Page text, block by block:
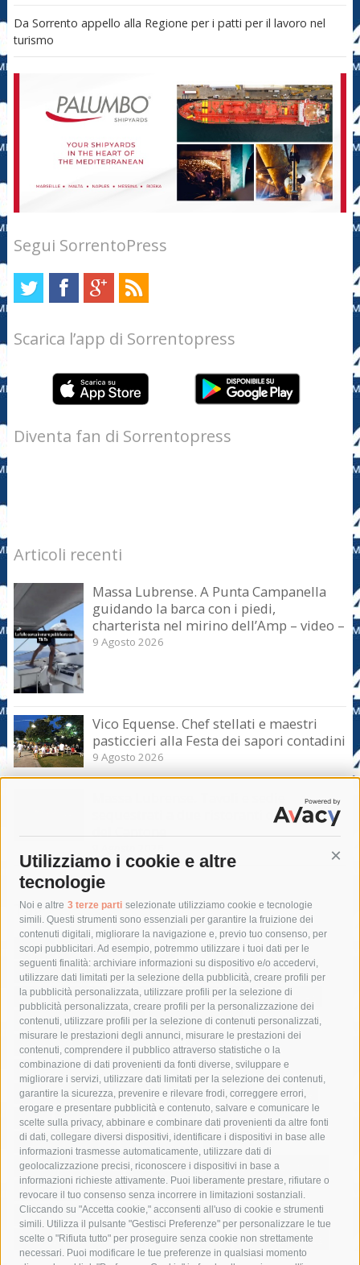
Utilizziamo i cookie e altre
tecnologie
Noi e altre 3 terze parti selezionate utilizziamo cookie e tecnologie
simili. Questi strumenti sono essenziali per garantire la fruizione dei
contenuti digitali, migliorare la navigazione e, previo tuo consenso, per
scopi pubblicitari. Ad esempio, potremmo utilizzare i tuoi dati per le
seguenti finalità: archiviare informazioni su dispositivo e/o accedervi,
utilizzare dati limitati per la selezione della pubblicità, creare profili per
la pubblicità personalizzata, utilizzare profili per la selezione di
pubblicità personalizzata, creare profili per la personalizzazione dei
contenuti, utilizzare profili per la selezione di contenuti personalizzati,
misurare le prestazioni degli annunci, misurare le prestazioni dei
contenuti, comprendere il pubblico attraverso statistiche o la
combinazione di dati provenienti da fonti diverse, sviluppare e
migliorare i servizi, utilizzare dati limitati per la selezione dei contenuti,
garantire la sicurezza, prevenire e rilevare frodi, correggere errori,
erogare e presentare pubblicità e contenuto, salvare e comunicare le
scelte sulla privacy, abbinare e combinare dati provenienti da altre fonti
di dati, collegare diversi dispositivi, identificare i dispositivi in base alle
informazioni trasmesse automaticamente, utilizzare dati di
geolocalizzazione precisi, riconoscere i dispositivi in base a
informazioni richieste attivamente. Puoi liberamente prestare, rifiutare o
revocare il tuo consenso senza incorrere in limitazioni sostanziali.
Cliccando su "Accetta cookie," acconsenti all'uso di cookie e strumenti
simili. Utilizza il pulsante "Gestisci Preferenze" per personalizzare le tue
scelte o "Rifiuta tutto" per proseguire senza cookie non strettamente
necessari. Puoi modificare le tue preferenze in qualsiasi momento
Da Sorrento appello alla Regione per i patti per il lavoro nel
turismo
Segui SorrentoPress
Scarica l’app di Sorrentopress
Diventa fan di Sorrentopress
Articoli recenti
Massa Lubrense. A Punta Campanella
guidando la barca con i piedi,
charterista nel mirino dell’Amp – video –
9 Agosto 2026
Vico Equense. Chef stellati e maestri
pasticcieri alla Festa dei sapori contadini
9 Agosto 2026
sequestrati a due ristoranti di Marina
Tag
acqua allerta meteo
anas
area marina protetta di punta campanella
arresto
Asl Napoli 3 sud
capitaneria di porto capri
carabinieri
castellammare di stabia
circumvesuviana
comune di sorrento
concerto
contagi
costiera amalfitana
covid-19 eav
elezioni
fondazione sorrento
gori guardia costiera
incidente
lavori
lorenzo balducelli mare
massa lubrense
massimo coppola
Meta napoli
ordinanza
penisola sorrentina
piano di sorrento
polizia municipale
protezione civile
Regione Campania
sant'agnello
sindaco cuomo
sorrento studenti temporali
treni
turismo
Vico Equense villa fiorentino vincenzo de luca